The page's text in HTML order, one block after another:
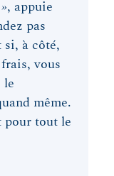
, appuie
pas
si, à côté,
vous
le
même.
pour tout le